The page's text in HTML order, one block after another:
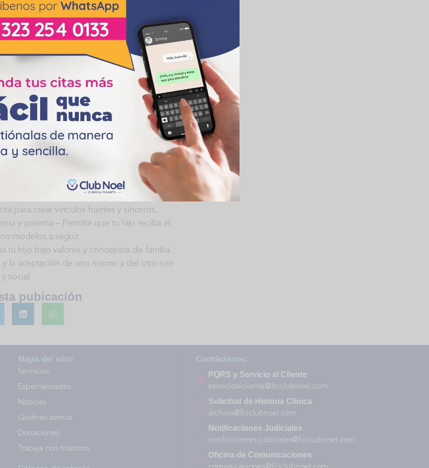
alergías o afecciones en la piel que no son
esquema de vacunación incompleta, salud oral
adhesión al tratamiento médico.
rechazo, terrorismo, corrupción,
en el lenguaje, tics nerviosos.
manipulación sexual, sexo oral, penetración,
prenatales, rechazo durante el embarazo y
de nuestros hijos. Cualquier manifestación
alerta. Sim embargo existen algunos consejos
– Comunícate con tu hijo, se cercano a él y
para crear vínculos fuertes y sinceros.
y paterna – Permite que tu hijo reciba el
modelos a seguir.
tu hijo bajo valores y conceptos de familia.
la aceptación de uno mismo y del otro son
social
pubicación
Mapa del sitio
Servicios
Especialidades
Noticias
Quiénes somos
Donaciones
Trabaja con nosotros
Contáctenos:
PQRS y Servicio al Cliente
servicioalcliente@fciclubnoel.com
Solicitud de Historia Clínica
archivo@fciclubnoel.com
Notificaciones Judiciales
notificaciones.judiciales@fciclubnoel.com
Oficina de Comunicaciones